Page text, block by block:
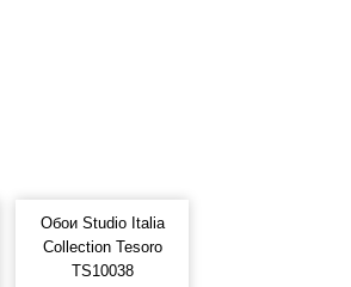
Обои Studio Italia
Collection Tesoro
TS10038